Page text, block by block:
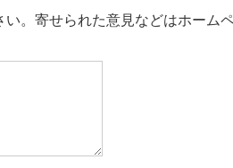
。寄せられた意見などはホーム